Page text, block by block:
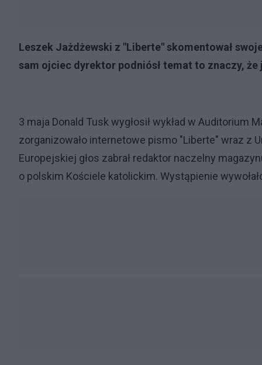
Leszek Jażdżewski z "Liberte" skomentował
sam ojciec dyrektor podniósł temat to znaczy, że
3 maja Donald Tusk wygłosił wykład w Auditorium
zorganizowało internetowe pismo "Liberte" wraz z
Europejskiej głos zabrał redaktor naczelny
o polskim Kościele katolickim. Wystąpienie